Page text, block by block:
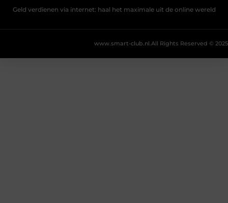
Geld verdienen via internet: haal het maximale uit de online wereld
All Rights Reserved © 2025
www.smart-club.nl.